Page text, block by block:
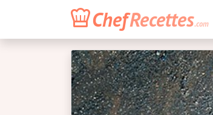
ChefRecettes.com